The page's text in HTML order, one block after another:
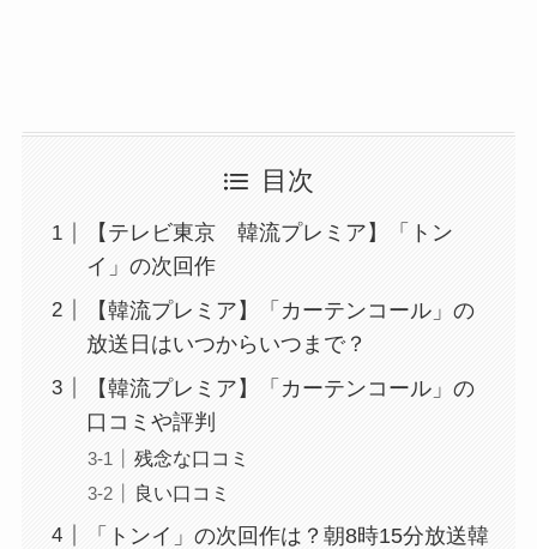
目次
【テレビ東京 韓流プレミア】「トン
イ」の次回作
【韓流プレミア】「カーテンコール」の
放送日はいつからいつまで？
【韓流プレミア】「カーテンコール」の
口コミや評判
残念な口コミ
良い口コミ
「トンイ」の次回作は？朝8時15分放送韓